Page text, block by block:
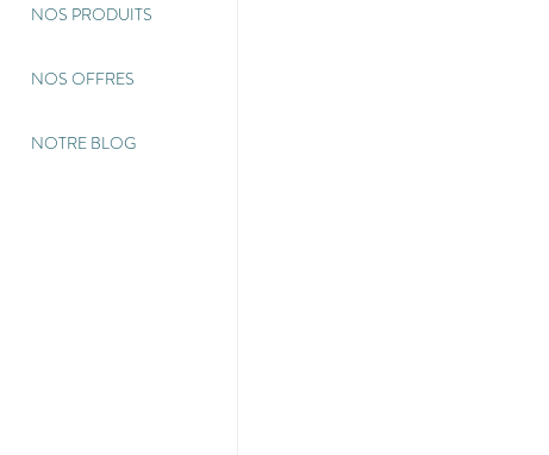
NOS PRODUITS
NOS OFFRES
NOTRE BLOG